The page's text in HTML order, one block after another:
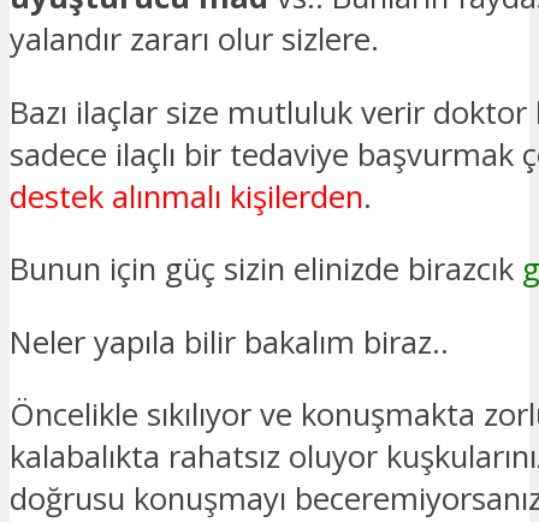
yalandır zararı olur sizlere.
Bazı ilaçlar size mutluluk verir
sadece ilaçlı bir tedaviye başvurmak
destek alınmalı kişilerden.
Bunun için güç sizin elinizde birazcık
Neler yapıla bilir bakalım biraz..
Öncelikle sıkılıyor ve konuşmakta
kalabalıkta rahatsız oluyor
doğrusu konuşmayı